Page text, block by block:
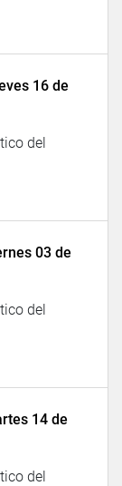
16 de
del
03 de
del
14 de
del